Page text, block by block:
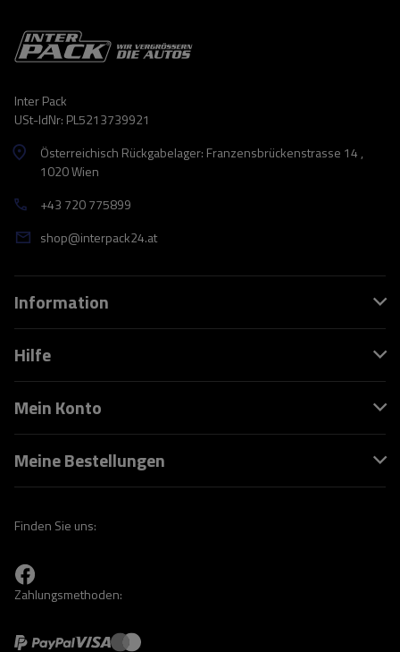
Inter Pack
USt-IdNr: PL5213739921
Österreichisch Rückgabelager: Franzensbrückenstrasse 14 ,
1020 Wien
+43 720 775899
shop@interpack24.at
Information
Hilfe
Mein Konto
Meine Bestellungen
Finden Sie uns:
Zahlungsmethoden: